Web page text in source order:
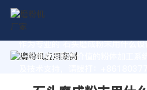
作为专业的 石头磨成粉末用什么
为您量身定制高价值的粉体加工系